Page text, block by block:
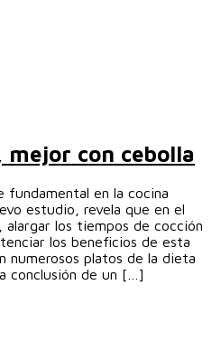
con cebolla
fundamental en la cocina
estudio, revela que en el
los tiempos de cocción
los beneficios de esta
numerosos platos de la dieta
conclusión de un […]